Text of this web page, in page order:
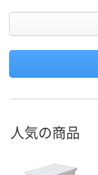
人気の商品